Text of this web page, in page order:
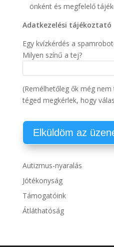
önként és megfelelő
Adatkezelési tájékoztató
Egy kvízkérdés a
Milyen színű a tej?
(Remélhetőleg ők még
téged megkérlek, hogy
Autizmus-nyaralás
Jótékonyság
Támogatóink
Átláthatóság